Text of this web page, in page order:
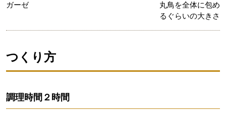
ガーゼ
丸鳥を全体に包め
るぐらいの大きさ
つくり方
調理時間 ２時間